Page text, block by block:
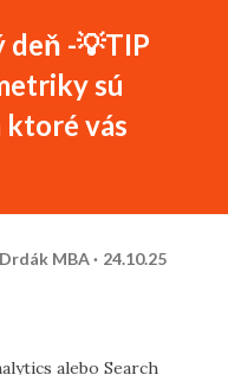
deň -💡TIP
sú
vás
MBA 24.10.25
alebo Search